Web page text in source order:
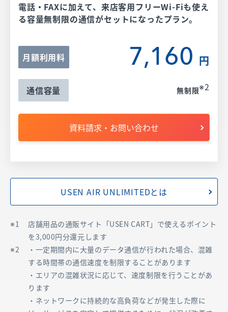
電話・FAXに加えて、来店客用フリーWi-Fiも使え
る容量無制限の通信がセットになったプラン。
月額利用料 7,160 円
通信容量 無制限※2
資料請求・お問い合わせ
USEN AIR UNLIMITEDとは
店舗用品の通販サイト「USEN CART」で使えるポイント
を3,000円分還元します
・一定期間内に大量のデータ通信が行われた場合、混雑
する時間帯の通信速度を制限することがあります
・エリアの混雑状況に応じて、速度制限を行うことがあ
ります
・ネットワークに持続的な高負荷などが発生した際に